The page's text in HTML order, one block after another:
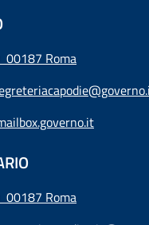
00187 Roma
00187 Roma